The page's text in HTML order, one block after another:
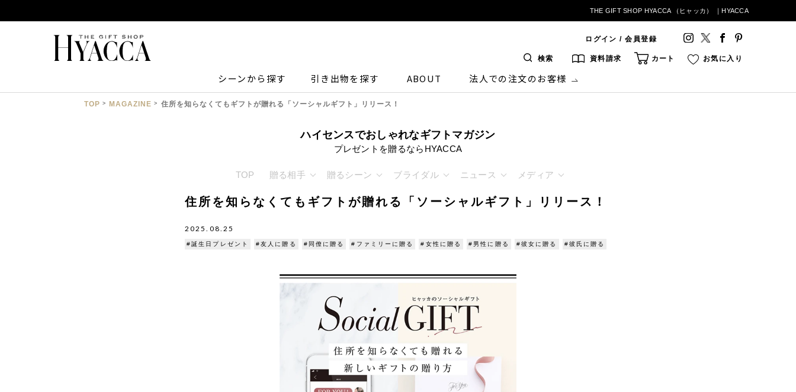
THE GIFT SHOP HYACCA （ヒャッカ） ｜HYACCA
ログイン / 会員登録
検索 資料請求 カート お気に入り
シーンから探す 引き出物を探す ABOUT 法人での注文のお客様
TOP MAGAZINE 住所を知らなくてもギフトが贈れる「ソーシャルギフト」リリース！
ハイセンスでおしゃれなギフトマガジン
プレゼントを贈るならHYACCA
TOP 贈る相手 贈るシーン ブライダル ニュース メディア
住所を知らなくてもギフトが贈れる「ソーシャルギフト」リリース！
2025.08.25
#誕生日プレゼント #友人に贈る #同僚に贈る #ファミリーに贈る #女性に贈る #男性に贈る #彼女に贈る #彼氏に贈る